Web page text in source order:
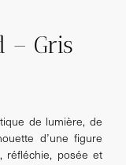
– Gris
de lumière, de
d’une figure
réfléchie, posée et